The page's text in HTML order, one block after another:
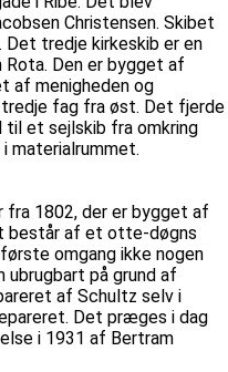
Christensen. Skibet
tredje kirkeskib er en
Den er bygget af
af menigheden og
fag fra øst. Det fjerde
til et sejlskib fra omkring
materialrummet.
fra 1802, der er bygget af
består af et otte-døgns
omgang ikke nogen
på grund af
af Schultz selv i
Det præges i dag
i 1931 af Bertram